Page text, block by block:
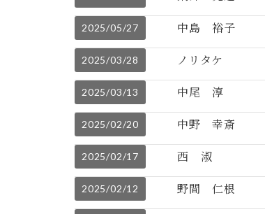
2025/05/27 中島 裕子
2025/03/28 ノリタケ
2025/03/13 中尾 淳
2025/02/20 中野 幸斎
2025/02/17 西 淑
2025/02/12
野間 仁根